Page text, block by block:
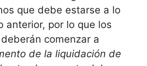
que debe estarse a lo
anterior, por lo que los
comenzar a
de la liquidación de